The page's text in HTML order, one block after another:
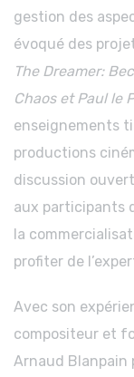
gestion des
évoqué des
The Dreamer:
Chaos et Paul le
enseignements
productions
discussion
aux participants
la
profiter de
Avec son
compositeur et
Arnaud Blanpain